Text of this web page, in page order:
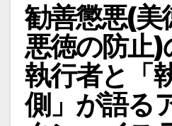
勧善懲悪(美
悪徳の防止)
執行者と「
側」が語る